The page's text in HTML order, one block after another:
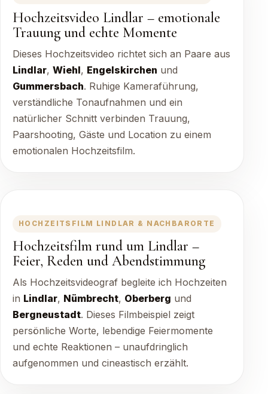
Hochzeitsvideo Lindlar – emotionale
Trauung und echte Momente
Dieses Hochzeitsvideo richtet sich an Paare aus
Lindlar, Wiehl, Engelskirchen und
Gummersbach. Ruhige Kameraführung,
verständliche Tonaufnahmen und ein
natürlicher Schnitt verbinden Trauung,
Paarshooting, Gäste und Location zu einem
emotionalen Hochzeitsfilm.
HOCHZEITSFILM LINDLAR & NACHBARORTE
Hochzeitsfilm rund um Lindlar –
Feier, Reden und Abendstimmung
Als Hochzeitsvideograf begleite ich Hochzeiten
in Lindlar, Nümbrecht, Oberberg und
Bergneustadt. Dieses Filmbeispiel zeigt
persönliche Worte, lebendige Feiermomente
und echte Reaktionen – unaufdringlich
aufgenommen und cineastisch erzählt.